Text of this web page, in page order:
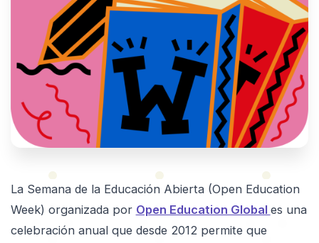
La Semana de la Educación Abierta (Open Education
Week) organizada por Open Education Global es una
celebración anual que desde 2012 permite que